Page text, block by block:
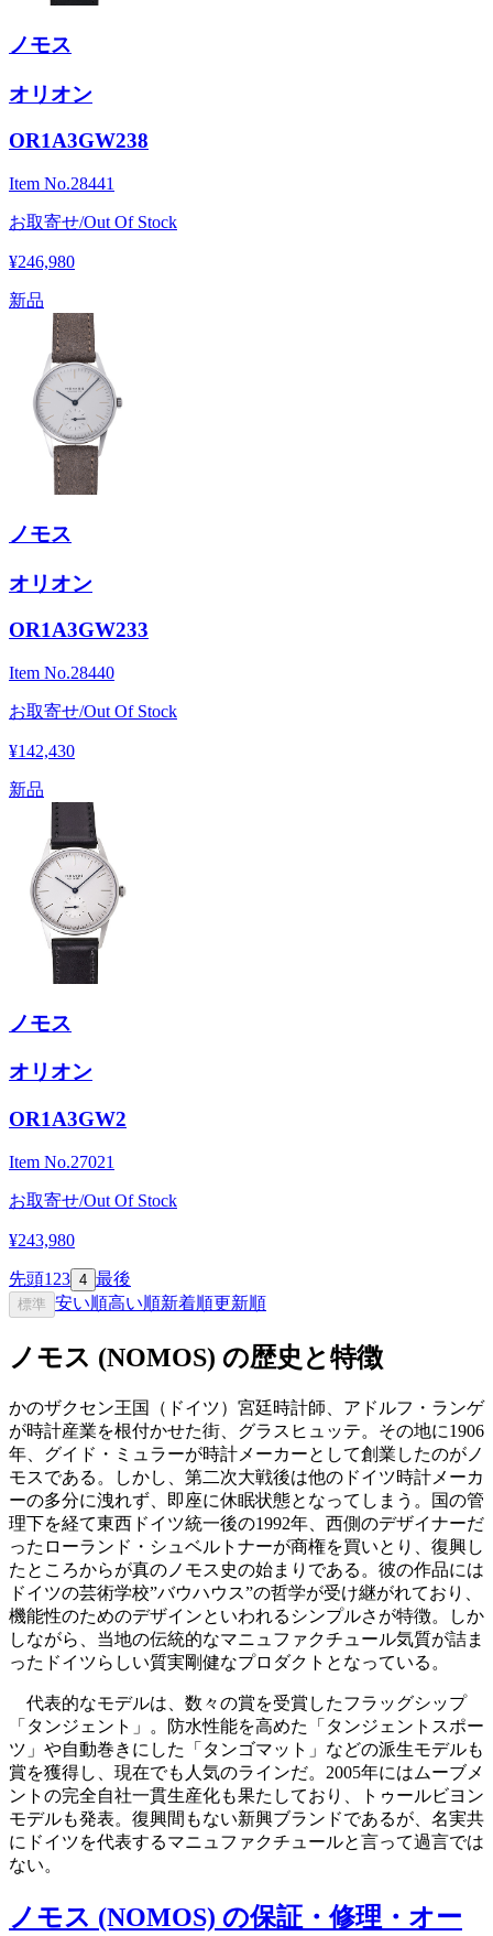
ノモス
オリオン
OR1A3GW238
Item No.28441
お取寄せ/Out Of Stock
¥246,980
新品
ノモス
オリオン
OR1A3GW233
Item No.28440
お取寄せ/Out Of Stock
¥142,430
新品
ノモス
オリオン
OR1A3GW2
Item No.27021
お取寄せ/Out Of Stock
¥243,980
先頭1 23 4 最後
標準 安い順高い順新着順更新順
ノモス (NOMOS) の歴史と特徴
かのザクセン王国（ドイツ）宮廷時計師、アドルフ・ランゲ
が時計産業を根付かせた街、グラスヒュッテ。その地に1906
年、グイド・ミュラーが時計メーカーとして創業したのがノ
モスである。しかし、第二次大戦後は他のドイツ時計メーカ
ーの多分に洩れず、即座に休眠状態となってしまう。国の管
理下を経て東西ドイツ統一後の1992年、西側のデザイナーだ
ったローランド・シュベルトナーが商権を買いとり、復興し
たところからが真のノモス史の始まりである。彼の作品には
ドイツの芸術学校”バウハウス”の哲学が受け継がれており、
機能性のためのデザインといわれるシンプルさが特徴。しか
しながら、当地の伝統的なマニュファクチュール気質が詰ま
ったドイツらしい質実剛健なプロダクトとなっている。
代表的なモデルは、数々の賞を受賞したフラッグシップ
「タンジェント」。防水性能を高めた「タンジェントスポー
ツ」や自動巻きにした「タンゴマット」などの派生モデルも
賞を獲得し、現在でも人気のラインだ。2005年にはムーブメ
ントの完全自社一貫生産化も果たしており、トゥールビヨン
モデルも発表。復興間もない新興ブランドであるが、名実共
にドイツを代表するマニュファクチュールと言って過言では
ない。
ノモス (NOMOS) の保証・修理・オー